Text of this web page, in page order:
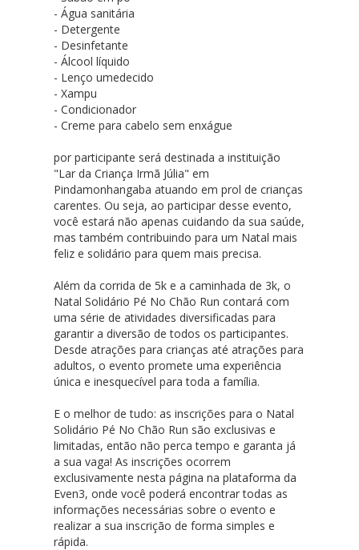
- Água sanitária
- Detergente
- Desinfetante
- Álcool líquido
- Lenço umedecido
- Xampu
- Condicionador
- Creme para cabelo sem enxágue
por participante será destinada a instituição
"Lar da Criança Irmã Júlia" em
Pindamonhangaba atuando em prol de crianças
carentes. Ou seja, ao participar desse evento,
você estará não apenas cuidando da sua saúde,
mas também contribuindo para um Natal mais
feliz e solidário para quem mais precisa.
Além da corrida de 5k e a caminhada de 3k, o
Natal Solidário Pé No Chão Run contará com
uma série de atividades diversificadas para
garantir a diversão de todos os participantes.
Desde atrações para crianças até atrações para
adultos, o evento promete uma experiência
única e inesquecível para toda a família.
E o melhor de tudo: as inscrições para o Natal
Solidário Pé No Chão Run são exclusivas e
limitadas, então não perca tempo e garanta já
a sua vaga! As inscrições ocorrem
exclusivamente nesta página na plataforma da
Even3, onde você poderá encontrar todas as
informações necessárias sobre o evento e
realizar a sua inscrição de forma simples e
rápida.